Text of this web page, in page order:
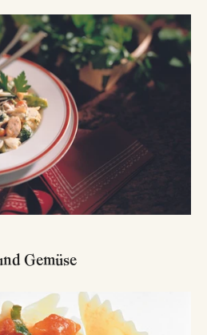
Gemüse